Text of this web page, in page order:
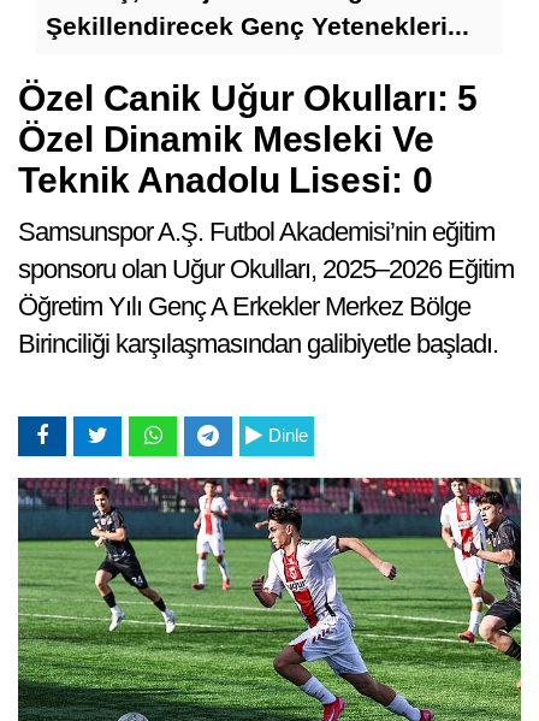
Şekillendirecek Genç Yetenekleri...
Özel Canik Uğur Okulları: 5
Özel Dinamik Mesleki Ve
Teknik Anadolu Lisesi: 0
Samsunspor A.Ş. Futbol Akademisi’nin eğitim
sponsoru olan Uğur Okulları, 2025–2026 Eğitim
Öğretim Yılı Genç A Erkekler Merkez Bölge
Birinciliği karşılaşmasından galibiyetle başladı.
Dinle